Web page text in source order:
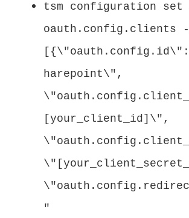
tsm configuration set
oauth.config.clients
harepoint\",
[your_client_id]\",
"